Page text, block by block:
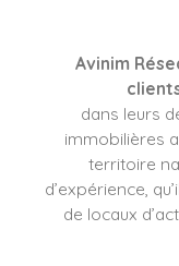
Avinim
dans leurs
immobilières
territoire
d’expérience,
de locaux